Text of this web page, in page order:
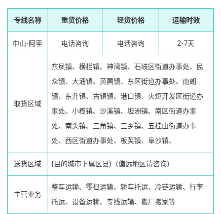
专线名称 重货价格 轻货价格 运输时效
中山-阿里 电话咨询 电话咨询 2-7天
取货区域
东凤镇、横栏镇、神湾镇、石岐区街道办事处、民
众镇、大涌镇、黄圃镇、东区街道办事处、南朗
镇、东升镇、古镇镇、港口镇、火炬开发区街道办
事处、小榄镇、沙溪镇、坦洲镇、南区街道办事
处、南头镇、三角镇、三乡镇、五桂山街道办事
处、西区街道办事处、板芙镇、阜沙镇、
送货区域 {目的城市下属区县}（偏远地区请咨询）
主营业务
整车运输、零担运输、轿车托运、冷链运输、行李
托运、设备运输、专线运输、搬厂搬家等